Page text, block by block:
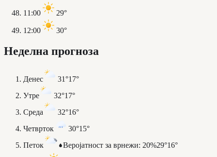
11:00 29°
12:00 30°
Неделна прогноза
Денес 31°17°
Утре
32°17°
Среда
32°16°
Четврток
30°15°
Петок
Веројатност за врнежи: 20%29°16°